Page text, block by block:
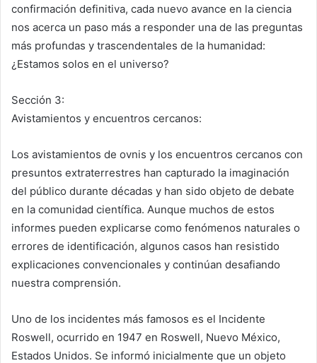
confirmación definitiva, cada nuevo avance en la ciencia
nos acerca un paso más a responder una de las preguntas
más profundas y trascendentales de la humanidad:
¿Estamos solos en el universo?
Sección 3:
Avistamientos y encuentros cercanos:
Los avistamientos de ovnis y los encuentros cercanos con
presuntos extraterrestres han capturado la imaginación
del público durante décadas y han sido objeto de debate
en la comunidad científica. Aunque muchos de estos
informes pueden explicarse como fenómenos naturales o
errores de identificación, algunos casos han resistido
explicaciones convencionales y continúan desafiando
nuestra comprensión.
Uno de los incidentes más famosos es el Incidente
Roswell, ocurrido en 1947 en Roswell, Nuevo México,
Estados Unidos. Se informó inicialmente que un objeto